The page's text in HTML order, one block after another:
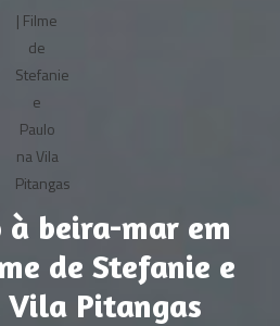
à beira-mar em
de Stefanie e
Vila Pitangas